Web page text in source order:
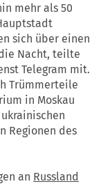
mehr als 50
sich über einen
Nacht, teilte
Telegram mit.
Trümmerteile
in Moskau
Regionen des
an Russland